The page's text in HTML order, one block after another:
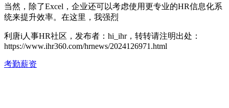
当然，除了Excel，企业还可以考虑使用更专业的HR信息化系
统来提升效率。在这里，我强烈
利唐i人事HR社区，发布者：hi_ihr，转转请注明出处：
https://www.ihr360.com/hrnews/2024126971.html
考勤薪资